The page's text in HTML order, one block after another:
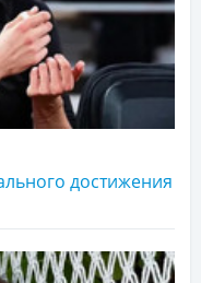
достижения